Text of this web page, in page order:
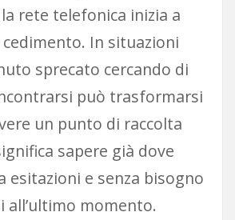
rete telefonica inizia a
In situazioni
sprecato cercando di
può trasformarsi
un punto di raccolta
sapere già dove
esitazioni e senza bisogno
all’ultimo momento.